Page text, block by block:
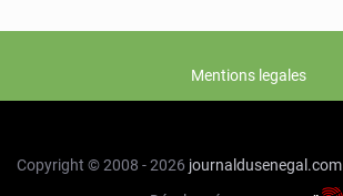
Mentions legales
Copyright © 2008 - 2026 journaldusenegal.com